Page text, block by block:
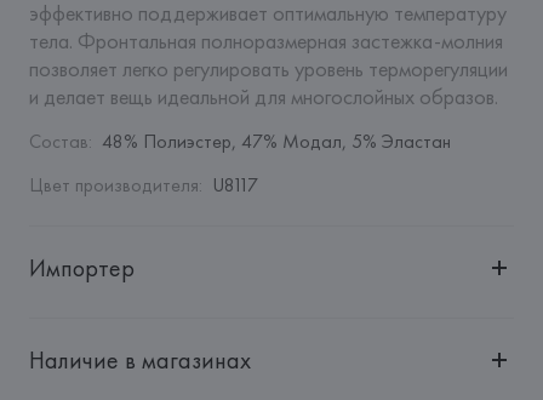
эффективно поддерживает оптимальную температуру
тела. Фронтальная полноразмерная застежка-молния
позволяет легко регулировать уровень терморегуляции
и делает вещь идеальной для многослойных образов.
Состав: 48% Полиэстер, 47% Модал, 5% Эластан
Цвет производителя: U8117
Импортер
"Авикойл Интернешнл"
Наличие в магазинах